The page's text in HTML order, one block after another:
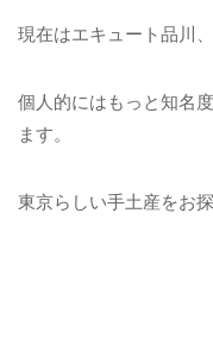
現在はエキュート品川
個人的にはもっと知名
ます。
東京らしい手土産をお